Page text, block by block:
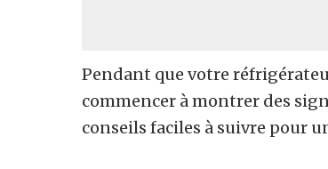
Pendant que votre
commencer à montrer des
conseils faciles à suivre pour